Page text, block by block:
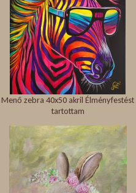
Menő zebra 40x50 akril Élményfestést
tartottam